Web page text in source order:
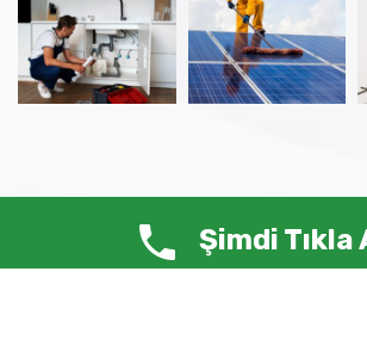
© Copyright 2025 ANTİ HAŞERE – Tüm
Şimdi Tıkla